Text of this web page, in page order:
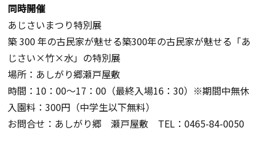
同時開催
あじさいまつり特別展
築 300 年の古民家が魅せる築300年の古民家が魅せる「あ
じさい×竹×水」の特別展
場所：あしがり郷瀬戸屋敷
時間：10：00～17：00（最終入場16：30）※期間中無休
入園料：300円（中学生以下無料）
お問合せ：あしがり郷 瀬戸屋敷 TEL：0465-84-0050